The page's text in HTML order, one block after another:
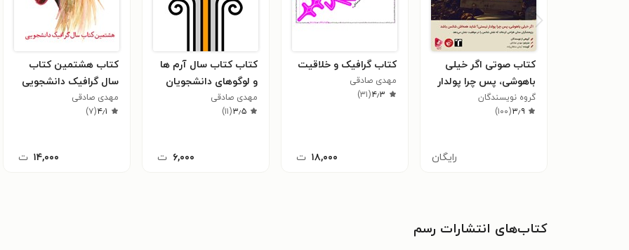
کتاب صوتی اگر خیلی
باهوشی، پس چرا پولدار
نیستی؟ شاید همه‌اش
شانس باشد
گروه نویسندگان
۳٫۹(۱۰۰)
رایگان
کتاب گرافیک و خلاقیت
مهدی صادقی
۴٫۳(۳۱)
۱۸,۰۰۰ ت
کتاب کتاب سال آرم ها
و لوگوهای دانشجویان
گرافیک
مهدی صادقی
۳٫۵(۱۱)
۶,۰۰۰ ت
کتاب هشتمین کتاب
سال گرافیک دانشجویی
مهدی صادقی
۴٫۱(۷)
۱۴,۰۰۰ ت
کتاب‌های انتشارات رسم